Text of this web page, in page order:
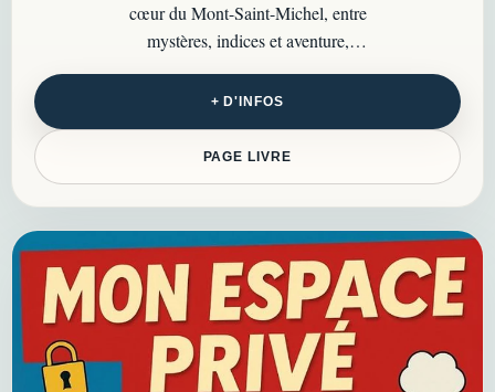
cœur du Mont-Saint-Michel, entre
mystères, indices et aventure,
portée par une jeune détective aussi
vive que curieuse…
+ D'INFOS
PAGE LIVRE